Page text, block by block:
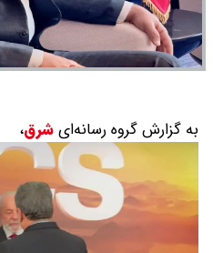
به گزارش گروه رسانه‌ایشرق،